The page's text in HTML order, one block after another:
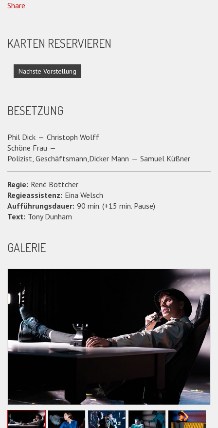
Share
KARTEN RESERVIEREN
BESETZUNG
Phil Dick
Christoph Wolff
Schöne Frau
Polizist, Geschäftsmann,Dicker Mann
Samuel Küßner
Regie: René Böttcher
Regieassistenz: Eina Welsch
Aufführungsdauer: 90 min. (+15 min. Pause)
Text: Tony Dunham
GALERIE